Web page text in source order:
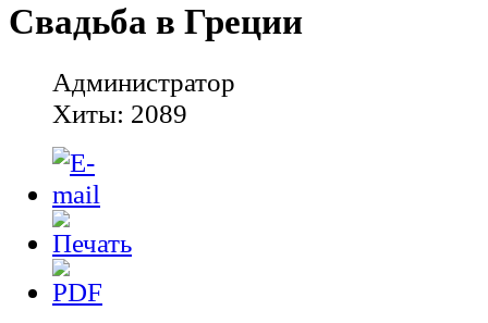
Свадьба в Греции
Администратор
Хиты: 2089